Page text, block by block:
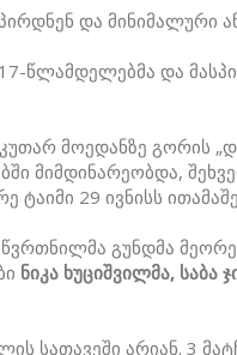
და მინიმალური
წლამდელებმა და
მოედანზე გორის
ტაიმი 29 ივნისს
გუნდმა მეორე
ნიკა ხუციშვილმა, საბა
სათავეში არიან. 3